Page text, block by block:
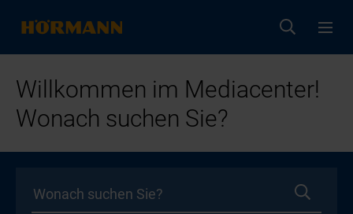
Willkommen im Mediacenter!
Wonach suchen Sie?